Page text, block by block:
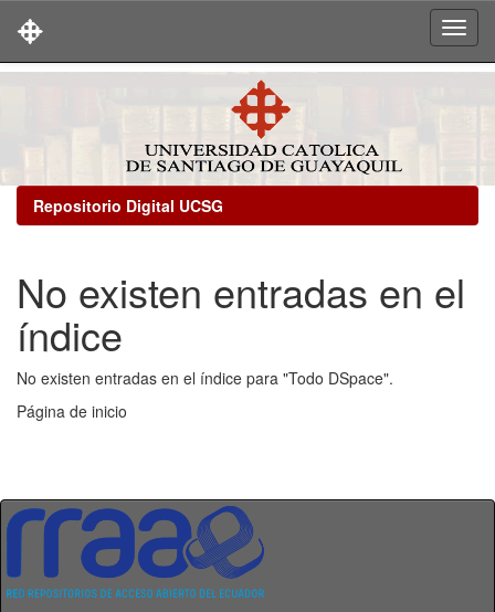
Repositorio Digital UCSG
No existen entradas en el
índice
No existen entradas en el índice para "Todo DSpace".
Página de inicio